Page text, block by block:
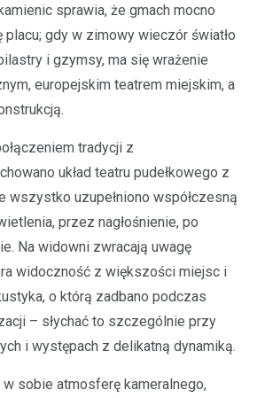
sprawia, że gmach mocno
placu; gdy w zimowy wieczór światło
i gzymsy, ma się wrażenie
europejskim teatrem miejskim, a
tradycji z
układ teatru pudełkowego z
wszystko uzupełniono współczesną
przez nagłośnienie, po
Na widowni zwracają uwagę
widoczność z większości miejsc i
o którą zadbano podczas
– słychać to szczególnie przy
i występach z delikatną dynamiką.
sobie atmosferę kameralnego,